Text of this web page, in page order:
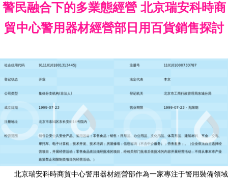
警民融合下的多業態經營 北京瑞安科時商
貿中心警用器材經營部日用百貨銷售探討
北京瑞安科時商貿中心警用器材經營部作為一家專注于警用裝備領域